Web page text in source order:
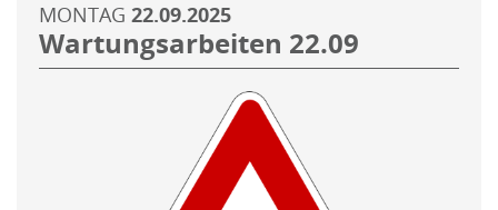
MONTAG 22.09.2025
Wartungsarbeiten 22.09